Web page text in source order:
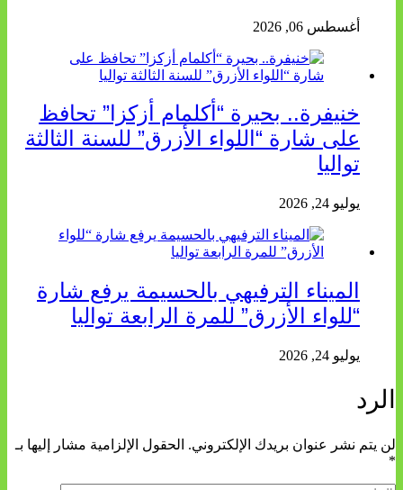
أغسطس 06, 2026
خنيفرة.. بحيرة “أكلمام أزكزا” تحافظ
على شارة “اللواء الأزرق” للسنة الثالثة
تواليا
يوليو 24, 2026
الميناء الترفيهي بالحسيمة يرفع شارة
“للواء الأزرق” للمرة الرابعة تواليا
يوليو 24, 2026
الرد
لن يتم نشر عنوان بريدك الإلكتروني. الحقول الإلزامية مشار إليها بـ
*